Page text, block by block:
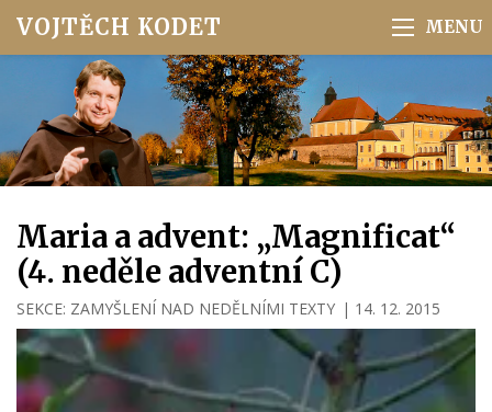
VOJTĚCH KODET
Maria a advent: „Magnificat“
(4. neděle adventní C)
SEKCE: ZAMYŠLENÍ NAD NEDĚLNÍMI TEXTY | 14. 12. 2015